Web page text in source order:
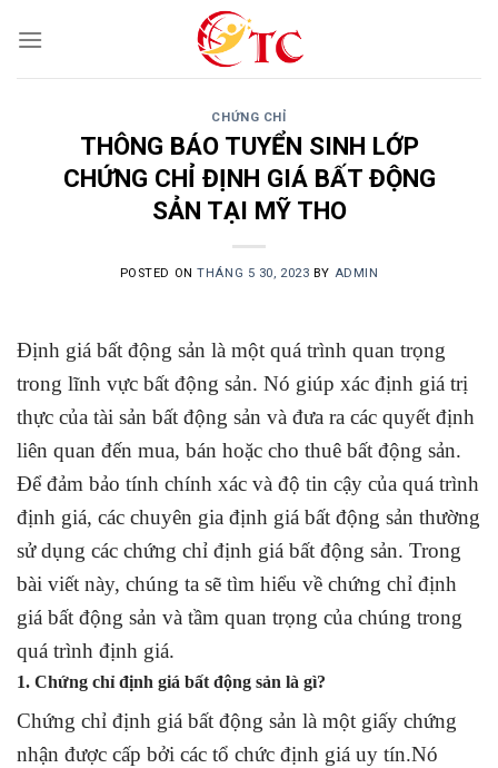
CHỨNG CHỈ
THÔNG BÁO TUYỂN SINH LỚP
CHỨNG CHỈ ĐỊNH GIÁ BẤT ĐỘNG
SẢN TẠI MỸ THO
POSTED ONTHÁNG 5 30, 2023 BY ADMIN
Định giá bất động sản là một quá trình quan trọng
trong lĩnh vực bất động sản. Nó giúp xác định giá trị
thực của tài sản bất động sản và đưa ra các quyết định
liên quan đến mua, bán hoặc cho thuê bất động sản.
Để đảm bảo tính chính xác và độ tin cậy của quá trình
định giá, các chuyên gia định giá bất động sản thường
sử dụng các chứng chỉ định giá bất động sản. Trong
bài viết này, chúng ta sẽ tìm hiểu về chứng chỉ định
giá bất động sản và tầm quan trọng của chúng trong
quá trình định giá.
1. Chứng chỉ định giá bất động sản là gì?
Chứng chỉ định giá bất động sản là một giấy chứng
nhận được cấp bởi các tổ chức định giá uy tín.Nó